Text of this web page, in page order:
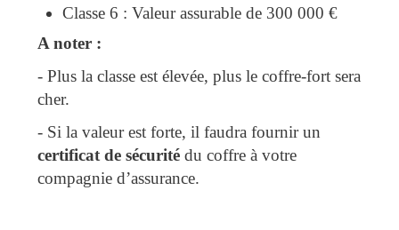
Classe 6 : Valeur assurable de 300 000 €
A noter :
- Plus la classe est élevée, plus le coffre-fort sera
cher.
- Si la valeur est forte, il faudra fournir un
certificat de sécurité du coffre à votre
compagnie d’assurance.